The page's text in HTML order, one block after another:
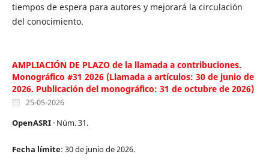
tiempos de espera para autores y mejorará la circulación
del conocimiento.
AMPLIACIÓN DE PLAZO de la llamada a contribuciones.
Monográfico #31 2026 (Llamada a artículos: 30 de junio de
2026. Publicación del monográfico: 31 de octubre de 2026)
25-05-2026
OpenASRI· Núm. 31.
Fecha límite: 30 de junio de 2026.